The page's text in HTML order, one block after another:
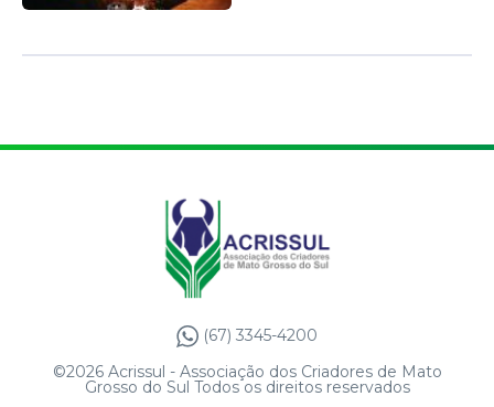
(67) 3345-4200
©2026 Acrissul - Associação dos Criadores de Mato
Grosso do Sul Todos os direitos reservados